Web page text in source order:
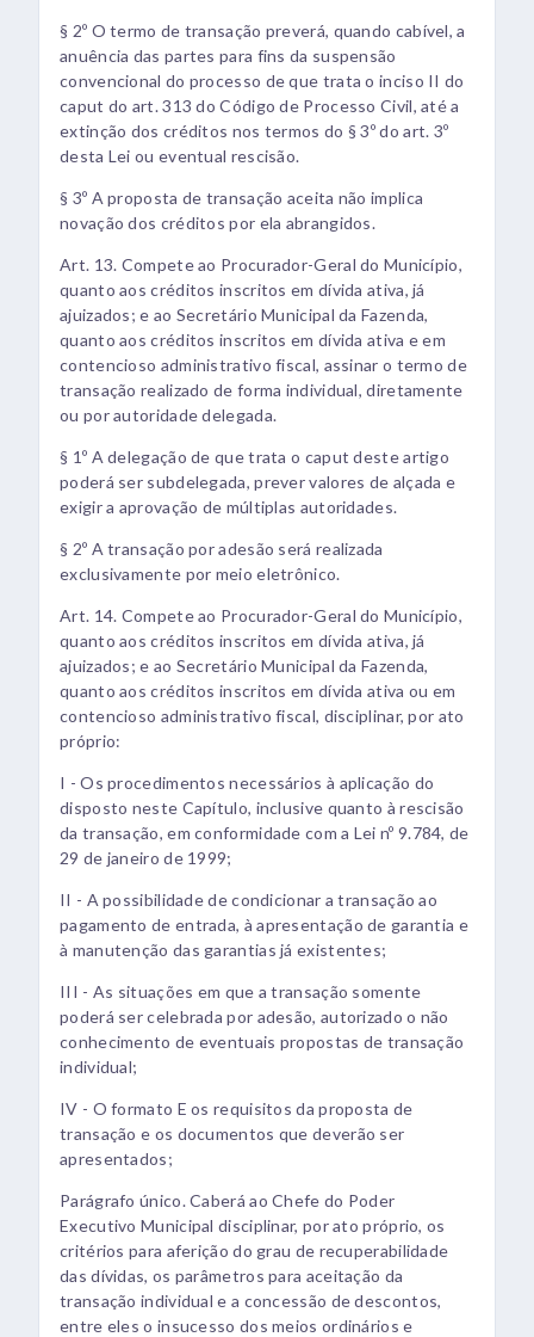
§ 2º O termo de transação preverá, quando cabível, a
anuência das partes para fins da suspensão
convencional do processo de que trata o inciso II do
caput do art. 313 do Código de Processo Civil, até a
extinção dos créditos nos termos do § 3º do art. 3º
desta Lei ou eventual rescisão.
§ 3º A proposta de transação aceita não implica
novação dos créditos por ela abrangidos.
Art. 13. Compete ao Procurador-Geral do Município,
quanto aos créditos inscritos em dívida ativa, já
ajuizados; e ao Secretário Municipal da Fazenda,
quanto aos créditos inscritos em dívida ativa e em
contencioso administrativo fiscal, assinar o termo de
transação realizado de forma individual, diretamente
ou por autoridade delegada.
§ 1º A delegação de que trata o caput deste artigo
poderá ser subdelegada, prever valores de alçada e
exigir a aprovação de múltiplas autoridades.
§ 2º A transação por adesão será realizada
exclusivamente por meio eletrônico.
Art. 14. Compete ao Procurador-Geral do Município,
quanto aos créditos inscritos em dívida ativa, já
ajuizados; e ao Secretário Municipal da Fazenda,
quanto aos créditos inscritos em dívida ativa ou em
contencioso administrativo fiscal, disciplinar, por ato
próprio:
I - Os procedimentos necessários à aplicação do
disposto neste Capítulo, inclusive quanto à rescisão
da transação, em conformidade com a Lei nº 9.784, de
29 de janeiro de 1999;
II - A possibilidade de condicionar a transação ao
pagamento de entrada, à apresentação de garantia e
à manutenção das garantias já existentes;
III - As situações em que a transação somente
poderá ser celebrada por adesão, autorizado o não
conhecimento de eventuais propostas de transação
individual;
IV - O formato E os requisitos da proposta de
transação e os documentos que deverão ser
apresentados;
Parágrafo único. Caberá ao Chefe do Poder
Executivo Municipal disciplinar, por ato próprio, os
critérios para aferição do grau de recuperabilidade
das dívidas, os parâmetros para aceitação da
transação individual e a concessão de descontos,
entre eles o insucesso dos meios ordinários e